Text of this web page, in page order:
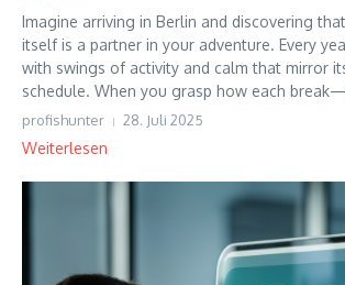
Imagine arriving in Berlin and discovering
itself is a partner in your adventure. Every
with swings of activity and calm that mirror
schedule. When you grasp how each
profishunter 28. Juli 2025
Weiterlesen